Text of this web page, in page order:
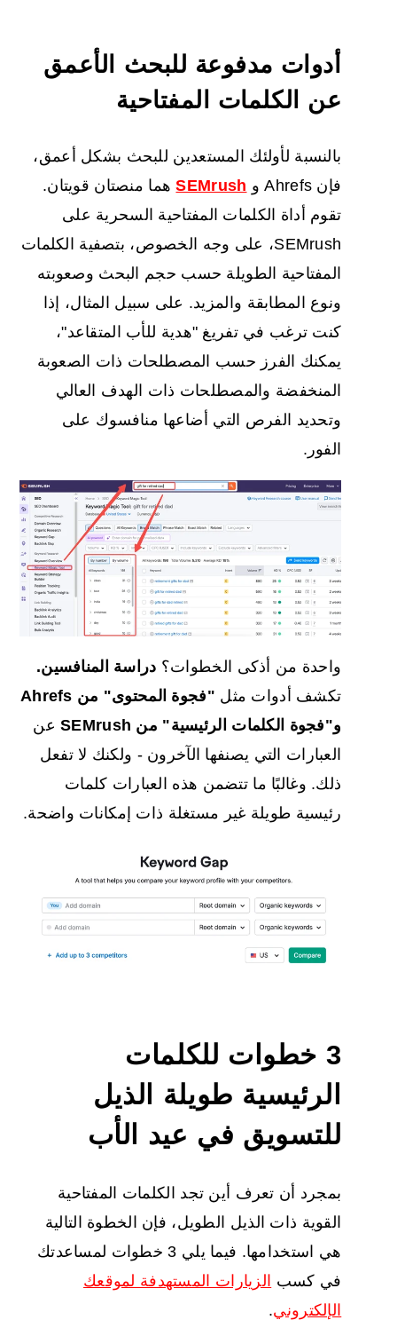
أدوات مدفوعة للبحث الأعمق
عن الكلمات المفتاحية
بالنسبة لأولئك المستعدين للبحث بشكل أعمق،
فإن Ahrefs و
SEMrushهما منصتان قويتان.
تقوم أداة الكلمات المفتاحية السحرية على
SEMrush، على وجه الخصوص، بتصفية الكلمات
المفتاحية الطويلة حسب حجم البحث وصعوبته
ونوع المطابقة والمزيد. على سبيل المثال، إذا
كنت ترغب في تفريغ "هدية للأب المتقاعد"،
يمكنك الفرز حسب المصطلحات ذات الصعوبة
المنخفضة والمصطلحات ذات الهدف العالي
وتحديد الفرص التي أضاعها منافسوك على
الفور.
واحدة من أذكى الخطوات؟ دراسة المنافسين.
تكشف أدوات مثل
"فجوة المحتوى" من Ahrefs
و"فجوة الكلمات الرئيسية" من SEMrush
عن
العبارات التي يصنفها الآخرون - ولكنك لا تفعل
ذلك. وغالبًا ما تتضمن هذه العبارات كلمات
رئيسية طويلة غير مستغلة ذات إمكانات واضحة.
3 خطوات للكلمات
الرئيسية طويلة الذيل
للتسويق في عيد الأب
بمجرد أن تعرف أين تجد الكلمات المفتاحية
القوية ذات الذيل الطويل، فإن الخطوة التالية
هي استخدامها. فيما يلي 3 خطوات لمساعدتك
في كسب الزيارات المستهدفة لموقعك
الإلكتروني.